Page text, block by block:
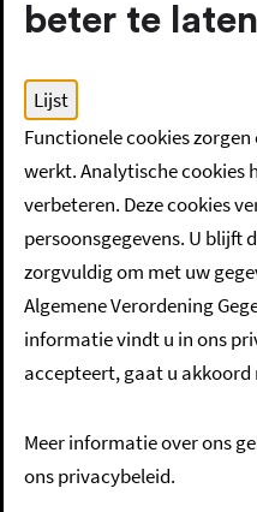
Home
Vondeling gevonden
Vondeling
Als u een kind vindt dat te
naar een arts of het
politie op de hoogte.
Beschrijving
beter te
Lijst
Functionele cookies
werkt. Analytische cookies
verbeteren. Deze cookies
persoonsgegevens. U blijft
zorgvuldig om met uw
Algemene Verordening
informatie vindt u in ons
accepteert, gaat u
Meer informatie over ons
ons privacybeleid.